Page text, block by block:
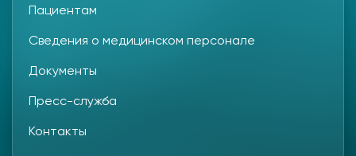
Пациентам
Сведения о медицинском персонале
Документы
Пресс-служба
Контакты